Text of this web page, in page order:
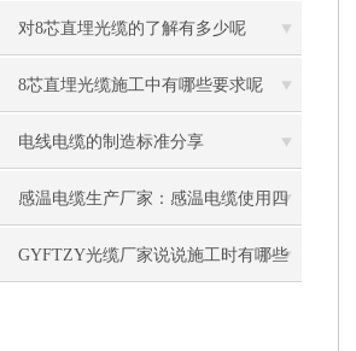
稳定传输？
对8芯直埋光缆的了解有多少呢
8芯直埋光缆施工中有哪些要求呢
电线电缆的制造标准分享
感温电缆生产厂家：感温电缆使用四
大原则说明
GYFTZY光缆厂家说说施工时有哪些